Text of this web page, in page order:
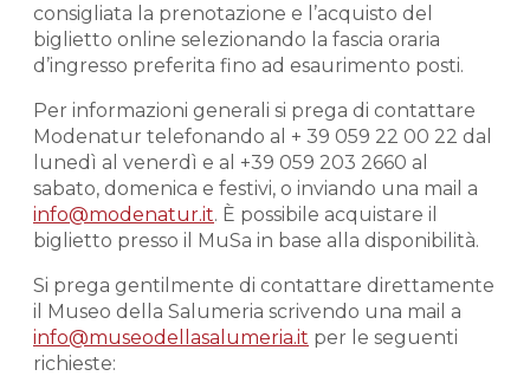
consigliata la prenotazione e l’acquisto del
biglietto online selezionando la fascia oraria
d’ingresso preferita fino ad esaurimento posti.
Per informazioni generali si prega di contattare
Modenatur telefonando al + 39 059 22 00 22 dal
lunedì al venerdì e al +39 059 203 2660 al
sabato, domenica e festivi, o inviando una mail a
info@modenatur.it. È possibile acquistare il
biglietto presso il MuSa in base alla disponibilità.
Si prega gentilmente di contattare direttamente
il Museo della Salumeria scrivendo una mail a
info@museodellasalumeria.it per le seguenti
richieste: